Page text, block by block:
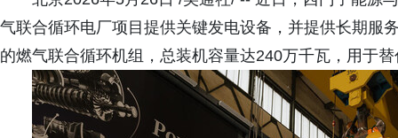
气联合循环电厂项目提供关键发电设备，并提供长期服
的燃气联合循环机组，总装机容量达240万千瓦，用于